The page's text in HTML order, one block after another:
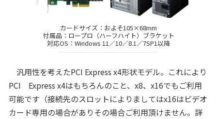
カードサイズ：およそ105×68mm
付属品：ロープロ（ハーフハイト）ブラケット
対応OS：Windows 11／10／8.1／7SP1以降
汎用性を考えたPCI Express x4形状モデル。これにより
PCI Express x4はもちろんのこと、x8、x16でもご利用
可能です（接続先のスロットによりましてはx16はビデオ
カード専用の場合がありその場合ご利用頂けません。詳